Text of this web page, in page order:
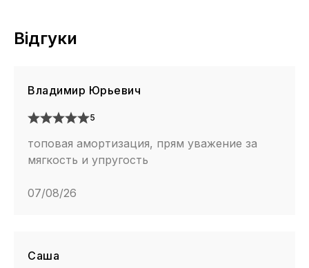
Відгуки
Владимир Юрьевич
5
топовая амортизация, прям уважение за
мягкость и упругость
07/08/26
Саша